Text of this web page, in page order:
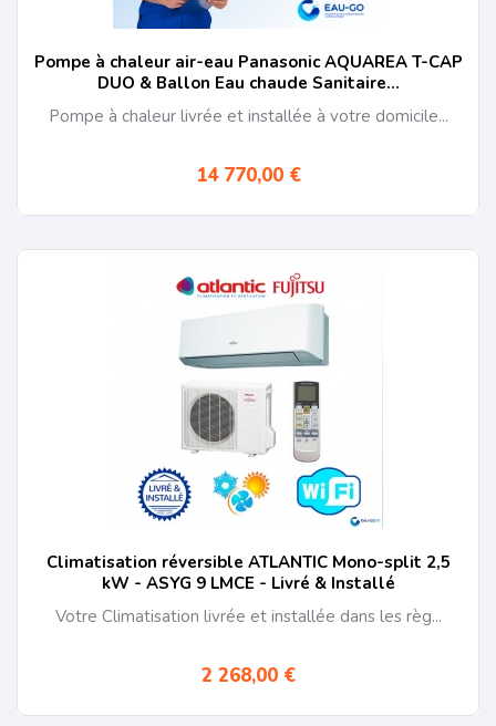
Pompe à chaleur air-eau Panasonic AQUAREA T-CAP
DUO & Ballon Eau chaude Sanitaire...
Pompe à chaleur livrée et installée à votre domicile...
14 770,00 €
Climatisation réversible ATLANTIC Mono-split 2,5
kW - ASYG 9 LMCE - Livré & Installé
Votre Climatisation livrée et installée dans les règ...
2 268,00 €